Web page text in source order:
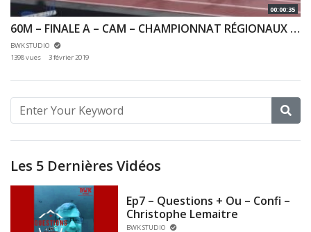
00:00:35
60M – FINALE A – CAM – CHAMPIONNAT RÉGIONAUX CA & JU 27/01/2019 – BERCY
BWK STUDIO
1398 vues
3 février 2019
Les 5 Dernières Vidéos
Ep7 – Questions + Ou – Confi –
Christophe Lemaitre
BWK STUDIO